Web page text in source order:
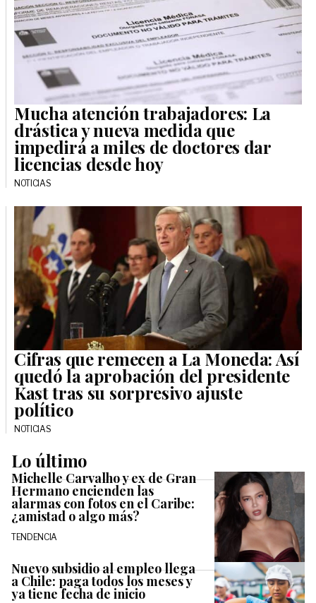
Mucha atención trabajadores: La
drástica y nueva medida que
impedirá a miles de doctores dar
licencias desde hoy
NOTICIAS
Cifras que remecen a La Moneda: Así
quedó la aprobación del presidente
Kast tras su sorpresivo ajuste
político
NOTICIAS
Lo último
Michelle Carvalho y ex de Gran
Hermano encienden las
alarmas con fotos en el Caribe:
¿amistad o algo más?
TENDENCIA
Nuevo subsidio al empleo llega
a Chile: paga todos los meses y
ya tiene fecha de inicio